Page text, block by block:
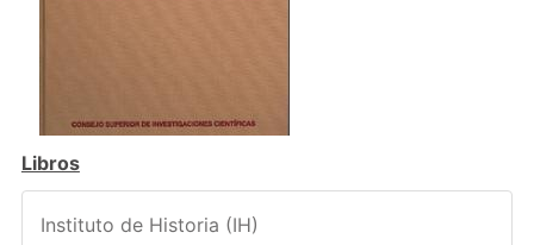
Libros
Instituto de Historia (IH)